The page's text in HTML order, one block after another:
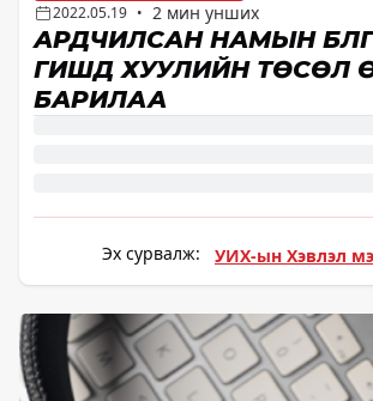
2022.05.19 • 2 мин унших
АРДЧИЛСАН НАМЫН
ГИШҮҮД ХУУЛИЙН ТӨСӨЛ
БАРИЛАА
Эх сурвалж: УИХ-ын Хэвлэл